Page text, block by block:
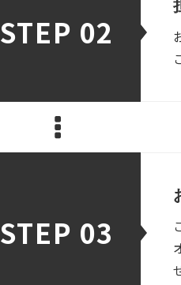
STEP 02
STEP 03